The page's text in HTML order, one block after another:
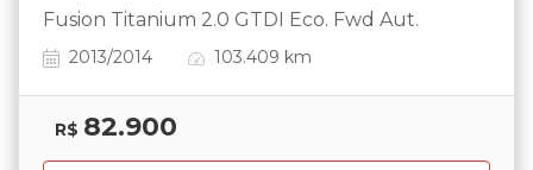
Fusion Titanium 2.0 GTDI Eco. Fwd Aut.
2013/2014 103.409 km
R$ 82.900